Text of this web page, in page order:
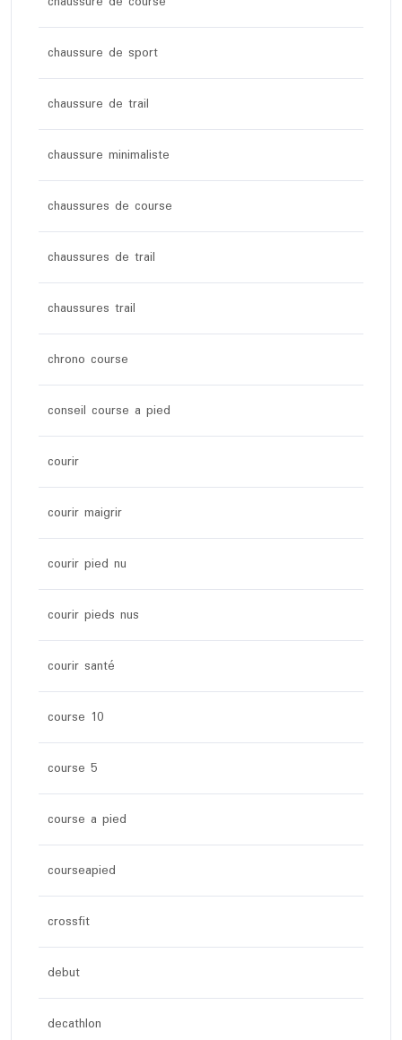
chaussure de sport
chaussure de trail
chaussure minimaliste
chaussures de course
chaussures de trail
chaussures trail
chrono course
conseil course a pied
courir
courir maigrir
courir pied nu
courir pieds nus
courir santé
course 10
course 5
course a pied
courseapied
crossfit
debut
decathlon